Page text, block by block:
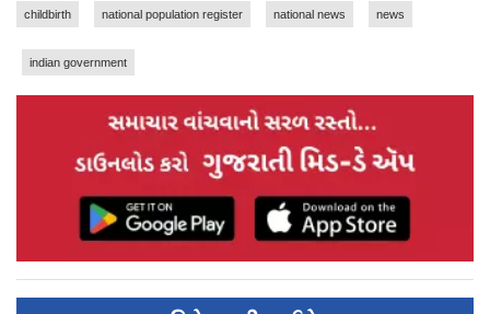
childbirth national population register national news news
indian government